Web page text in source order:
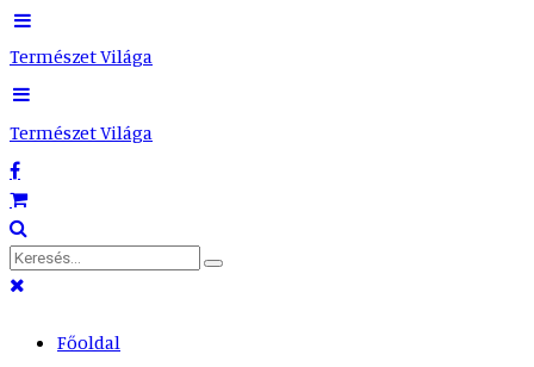
Természet Világa
Természet Világa
Főoldal